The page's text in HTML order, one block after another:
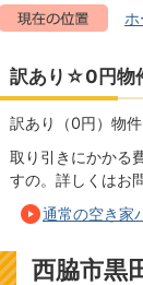
ホ
訳あり☆0円物
訳あり（0円）物
取り引きにかかる
すの。詳しくはお
通常の空き家
西脇市